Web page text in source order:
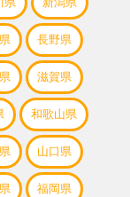
長野県
滋賀県
和歌山県
山口県
福岡県